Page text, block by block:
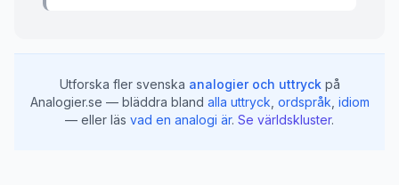
Utforska fler svenska analogier och uttryck på
Analogier.se — bläddra bland alla uttryck ordspråk idiom
— eller läs vad en analogi är. Se världskluster.